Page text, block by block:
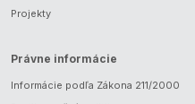
Projekty
Právne informácie
Informácie podľa Zákona 211/2000